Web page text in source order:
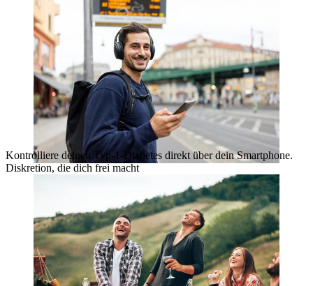
Kontrolliere deinen Typ-1-Diabetes direkt über dein Smartphone.
Diskretion, die dich frei macht